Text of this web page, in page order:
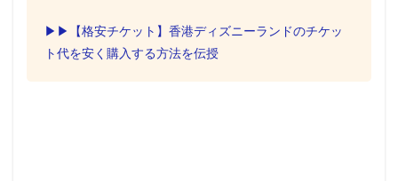
▶︎▶︎【格安チケット】香港ディズニーランドのチケッ
ト代を安く購入する方法を伝授